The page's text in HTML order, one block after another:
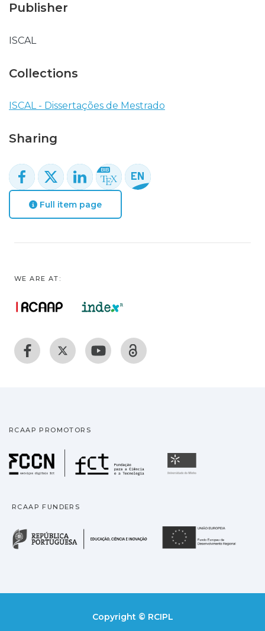
Publisher
ISCAL
Collections
ISCAL - Dissertações de Mestrado
Sharing
Full item page
WE ARE AT:
RCAAP PROMOTORS
Fundação para a
RCAAP FUNDERS
República Portuguesa
Copyright © RCIPL